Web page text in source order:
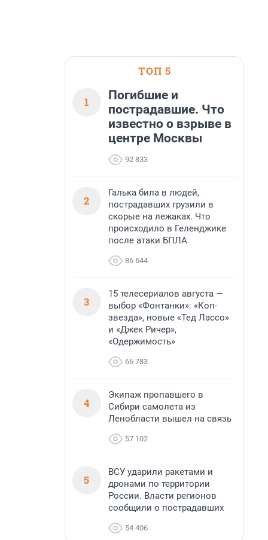
ТОП 5
1
Погибшие и
пострадавшие. Что
известно о взрыве в
центре Москвы
92 833
2
Галька била в людей,
пострадавших грузили в
скорые на лежаках. Что
происходило в Геленджике
после атаки БПЛА
86 644
3
15 телесериалов августа —
выбор «Фонтанки»: «Коп-
звезда», новые «Тед Лассо»
и «Джек Ричер»,
«Одержимость»
66 783
4
Экипаж пропавшего в
Сибири самолета из
Ленобласти вышел на связь
57 102
5
ВСУ ударили ракетами и
дронами по территории
России. Власти регионов
сообщили о пострадавших
54 406